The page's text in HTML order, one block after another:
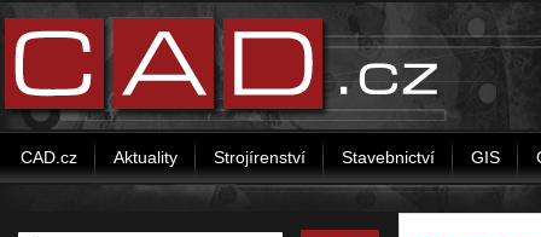
CAD.cz Aktuality Strojírenství Stavebnictví GIS